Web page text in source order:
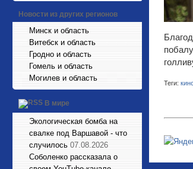
Новости из других регионов
Минск и область
Витебск и область
Гродно и область
Гомель и область
Могилев и область
В мире
Экологическая бомба на
свалке под Варшавой - что
случилось 07.08.2026
Соболенко рассказала о
Теги: